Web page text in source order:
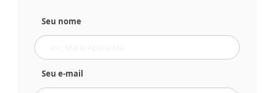
Seu nome
Seu e-mail